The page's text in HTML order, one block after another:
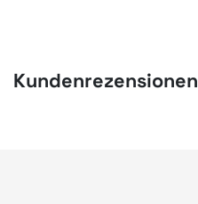
Kundenrezensionen